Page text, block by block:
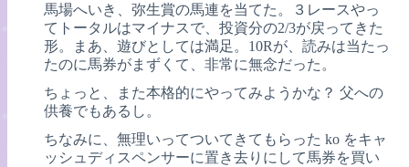
馬場へいき、弥生賞の馬連を当てた。３レースやっ
てトータルはマイナスで、投資分の2/3が戻ってきた
形。まあ、遊びとしては満足。10Rが、読みは当たっ
たのに馬券がまずくて、非常に無念だった。
ちょっと、また本格的にやってみようかな？ 父への
供養でもあるし。
ちなみに、無理いってついてきてもらった ko をキャ
ッシュディスペンサーに置き去りにして馬券を買い